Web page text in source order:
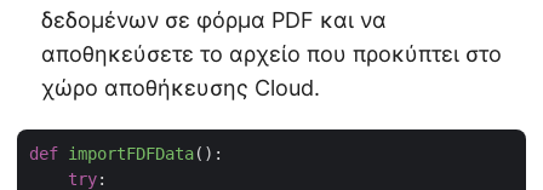
δεδομένων σε φόρμα PDF και να
αποθηκεύσετε το αρχείο που προκύπτει στο
χώρο αποθήκευσης Cloud.
def importFDFData():
try: